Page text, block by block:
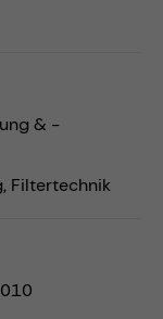
& -
Filtertechnik